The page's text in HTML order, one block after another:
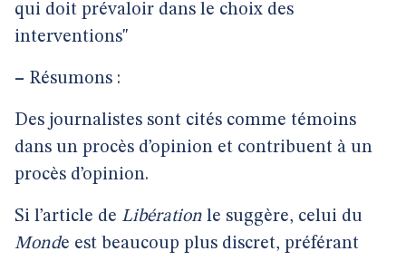
qui doit prévaloir dans le choix des
interventions"
– Résumons :
Des journalistes sont cités comme témoins
dans un procès d’opinion et contribuent à un
procès d’opinion.
Si l’article de Libération le suggère, celui du
Monde est beaucoup plus discret, préférant